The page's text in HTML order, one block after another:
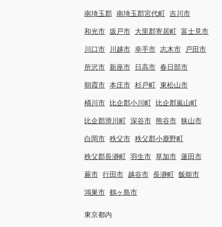
南埼玉郡 南埼玉郡宮代町 吉川市
和光市 坂戸市 大里郡寄居町 富士見市
川口市 川越市 幸手市 志木市 戸田市
所沢市 新座市 日高市 春日部市
朝霞市 本庄市 杉戸町 東松山市
桶川市 比企郡小川町 比企郡嵐山町
比企郡滑川町 深谷市 熊谷市 狭山市
白岡市 秩父市 秩父郡小鹿野町
秩父郡長瀞町 羽生市 草加市 蓮田市
蕨市 行田市 越谷市 長瀞町 飯能市
鴻巣市 鶴ヶ島市
東京都内